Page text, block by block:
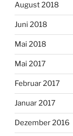
August 2018
Juni 2018
Mai 2018
Mai 2017
Februar 2017
Januar 2017
Dezember 2016